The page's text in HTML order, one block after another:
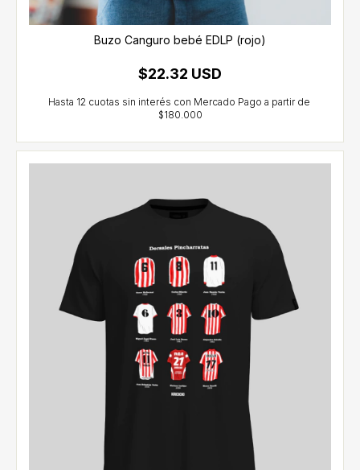
Buzo Canguro bebé EDLP (rojo)
$22.32 USD